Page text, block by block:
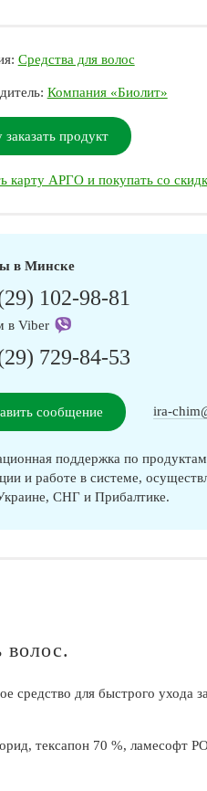
Средства для волос
Компания «Биолит»
заказать продукт
карту АРГО и покупать со
в Минске
102-98-81
в Viber
729-84-53
сообщение ira-
поддержка по
и работе в системе,
СНГ и Прибалтике.
волос.
средство для быстрого ухода
тексапон 70 %, ламесофт